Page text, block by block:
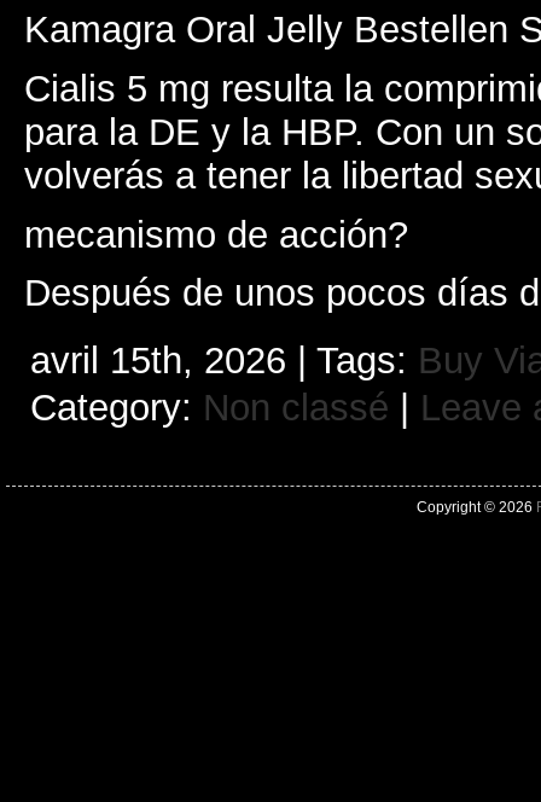
Kamagra Oral Jelly Bestellen
Cialis 5 mg resulta la
para la DE y la HBP. Con un
volverás a tener la libertad
mecanismo de acción?
Después de unos pocos días
avril 15th, 2026 | Tags: Buy
Category: Non classé Leave
Copyright © 2026